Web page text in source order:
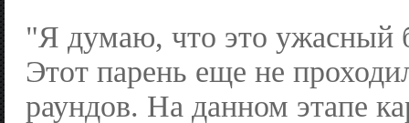
"Я думаю, что это ужасный
Этот парень еще не
раундов. На данном этапе